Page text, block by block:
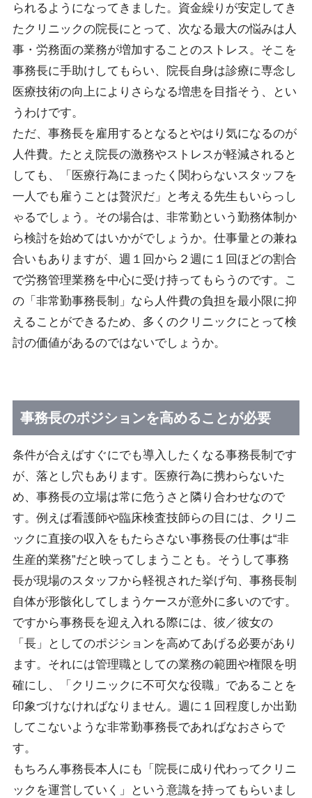
られるようになってきました。資金繰りが安定してき
たクリニックの院長にとって、次なる最大の悩みは人
事・労務面の業務が増加することのストレス。そこを
事務長に手助けしてもらい、院長自身は診療に専念し
医療技術の向上によりさらなる増患を目指そう、とい
うわけです。
ただ、事務長を雇用するとなるとやはり気になるのが
人件費。たとえ院長の激務やストレスが軽減されると
しても、「医療行為にまったく関わらないスタッフを
一人でも雇うことは贅沢だ」と考える先生もいらっし
ゃるでしょう。その場合は、非常勤という勤務体制か
ら検討を始めてはいかがでしょうか。仕事量との兼ね
合いもありますが、週１回から２週に１回ほどの割合
で労務管理業務を中心に受け持ってもらうのです。こ
の「非常勤事務長制」なら人件費の負担を最小限に抑
えることができるため、多くのクリニックにとって検
討の価値があるのではないでしょうか。
事務長のポジションを高めることが必要
条件が合えばすぐにでも導入したくなる事務長制です
が、落とし穴もあります。医療行為に携わらないた
め、事務長の立場は常に危うさと隣り合わせなので
す。例えば看護師や臨床検査技師らの目には、クリニ
ックに直接の収入をもたらさない事務長の仕事は“非
生産的業務”だと映ってしまうことも。そうして事務
長が現場のスタッフから軽視された挙げ句、事務長制
自体が形骸化してしまうケースが意外に多いのです。
ですから事務長を迎え入れる際には、彼／彼女の
「長」としてのポジションを高めてあげる必要があり
ます。それには管理職としての業務の範囲や権限を明
確にし、「クリニックに不可欠な役職」であることを
印象づけなければなりません。週に１回程度しか出勤
してこないような非常勤事務長であればなおさらで
す。
もちろん事務長本人にも「院長に成り代わってクリニ
ックを運営していく」という意識を持ってもらいまし